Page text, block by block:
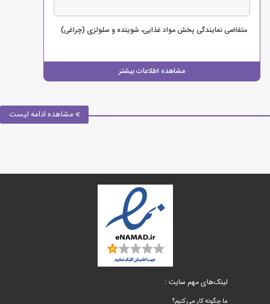
مشاهده اطلاعات بیشتر
متقاضی نمایندگی پخش مواد غذایی، شوینده و سلولزی (چراغی)
مشاهده ادامه لیست
لینک‌های مهم سایت :
ما چگونه کار می کنیم؟